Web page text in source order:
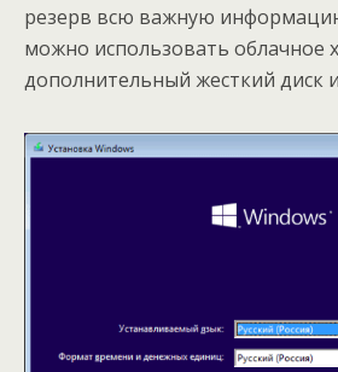
резерв всю важную
можно использовать облачное
дополнительный жесткий диск